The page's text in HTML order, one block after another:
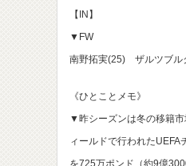
【IN】
▼FW
南野拓実(25) ザルツブル
《ひとことメモ》
▼昨シーズンは冬の移籍
ィールドで行われた
を725万ポンド（約9億